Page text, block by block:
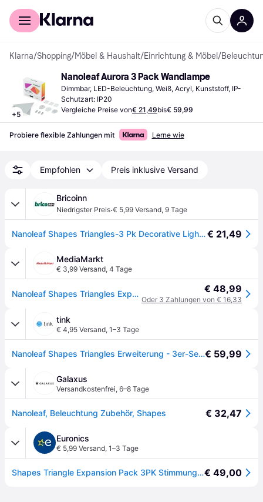
Für Shopper
Klarna/Shopping/Möbel & Haushalt/Einrichtung & Möbel /
+5
Nanoleaf Aurora 3 Pack Wandlampe
Dimmbar, LED-Beleuchtung, Weiß, Acryl, Kunststoff, IP-
Schutzart: IP20
Vergleiche Preise von€ 21,49bis€ 59,99
Probiere flexible Zahlungen mit Lerne wie
Empfohlen Preis inklusive Versand
Bricoinn
Niedrigster Preis·€ 5,99 Versand, 9 Tage
Nanoleaf Shapes Triangles-3 Pk Decorative Light Durchsichtig€ 21,49
MediaMarkt
€ 3,99 Versand, 4 Tage
Nanoleaf Shapes Triangles Expansion Pack, Erweiterungsset mit 3 Panels (NL47-0001TW-3PK); Light Panels - Weiß € 48,99
Oder 3 Zahlungen von € 16,33
tink
€ 4,95 Versand, 1–3 Tage
Nanoleaf Shapes Triangles Erweiterung - 3er-Set- Weiß€ 59,99
Galaxus
Versandkostenfrei, 6–8 Tage
Nanoleaf, Beleuchtung Zubehör, Shapes € 32,47
Euronics
€ 5,99 Versand, 1–3 Tage
Shapes Triangle Expansion Pack 3PK Stimmungsleuchte€ 49,00